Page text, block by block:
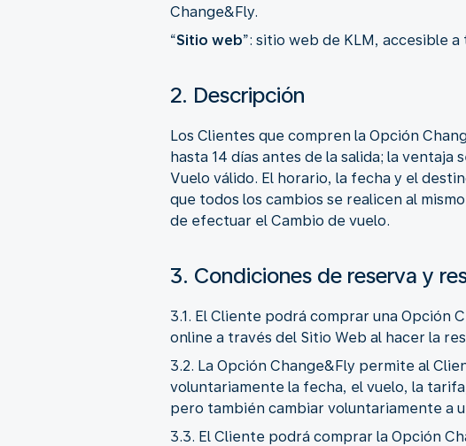
Change&Fly.
“Sitio web”: sitio web de KLM, accesible a
2. Descripción
Los Clientes que compren la Opción
hasta 14 días antes de la salida; la
Vuelo válido. El horario, la fecha y el
que todos los cambios se realicen al
de efectuar el Cambio de vuelo.
3. Condiciones de reserva y
3.1. El Cliente podrá comprar una Opción
online a través del Sitio Web al hacer la
3.2. La Opción Change&Fly permite al
voluntariamente la fecha, el vuelo, la
pero también cambiar voluntariamente a
3.3. El Cliente podrá comprar la Opción